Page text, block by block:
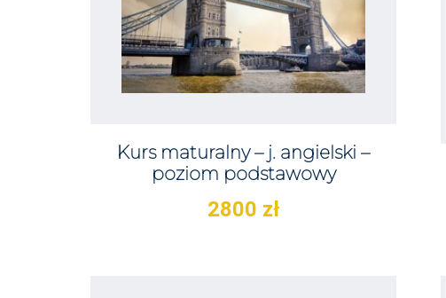
Kurs maturalny – j. angielski –
poziom podstawowy
2800 zł